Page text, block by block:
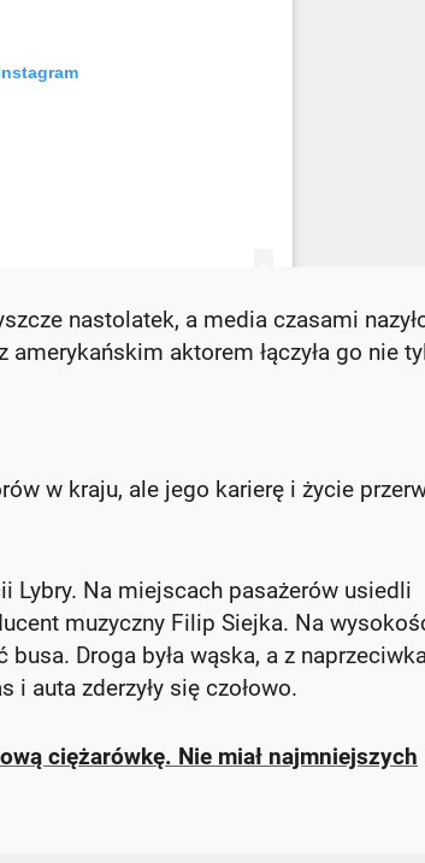
nastolatek, a media czasami
aktorem łączyła go nie
w kraju, ale jego karierę i życie
Lybry. Na miejscach pasażerów usiedli
muzyczny Filip Siejka. Na
busa. Droga była wąska, a z
i auta zderzyły się czołowo.
ciężarówkę. Nie miał najmniejszych